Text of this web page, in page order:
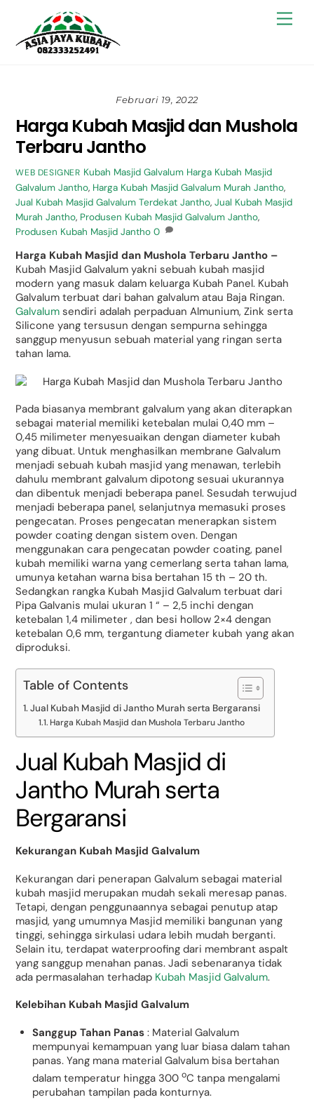
content
Februari 19, 2022
Harga Kubah Masjid dan Mushola
Terbaru Jantho
WEB DESIGNER Kubah Masjid Galvalum Harga Kubah Masjid
Galvalum Jantho, Harga Kubah Masjid Galvalum Murah Jantho,
Jual Kubah Masjid Galvalum Terdekat Jantho,Jual Kubah Masjid
Murah Jantho, Produsen Kubah Masjid Galvalum Jantho,
Produsen Kubah Masjid Jantho 0
Harga Kubah Masjid dan Mushola Terbaru Jantho –
Kubah Masjid Galvalum yakni sebuah kubah masjid
modern yang masuk dalam keluarga Kubah Panel. Kubah
Galvalum terbuat dari bahan galvalum atau Baja Ringan.
Galvalum sendiri adalah perpaduan Almunium, Zink serta
Silicone yang tersusun dengan sempurna sehingga
sanggup menyusun sebuah material yang ringan serta
tahan lama.
Pada biasanya membrant galvalum yang akan diterapkan
sebagai material memiliki ketebalan mulai 0,40 mm –
0,45 milimeter menyesuaikan dengan diameter kubah
yang dibuat. Untuk menghasilkan membrane Galvalum
menjadi sebuah kubah masjid yang menawan, terlebih
dahulu membrant galvalum dipotong sesuai ukurannya
dan dibentuk menjadi beberapa panel. Sesudah terwujud
menjadi beberapa panel, selanjutnya memasuki proses
pengecatan. Proses pengecatan menerapkan sistem
powder coating dengan sistem oven. Dengan
menggunakan cara pengecatan powder coating, panel
kubah memiliki warna yang cemerlang serta tahan lama,
umunya ketahan warna bisa bertahan 15 th – 20 th.
Sedangkan rangka Kubah Masjid Galvalum terbuat dari
Pipa Galvanis mulai ukuran 1 “ – 2,5 inchi dengan
ketebalan 1,4 milimeter , dan besi hollow 2×4 dengan
ketebalan 0,6 mm, tergantung diameter kubah yang akan
diproduksi.
Table of Contents
Jual Kubah Masjid di Jantho Murah serta Bergaransi
Harga Kubah Masjid dan Mushola Terbaru Jantho
Jual Kubah Masjid di
Jantho Murah serta
Bergaransi
Kekurangan Kubah Masjid Galvalum
Kekurangan dari penerapan Galvalum sebagai material
kubah masjid merupakan mudah sekali meresap panas.
Tetapi, dengan penggunaannya sebagai penutup atap
masjid, yang umumnya Masjid memiliki bangunan yang
tinggi, sehingga sirkulasi udara lebih mudah berganti.
Selain itu, terdapat waterproofing dari membrant aspalt
yang sanggup menahan panas. Jadi sebenaranya tidak
ada permasalahan terhadap Kubah Masjid Galvalum.
Kelebihan Kubah Masjid Galvalum
Sanggup Tahan Panas : Material Galvalum
mempunyai kemampuan yang luar biasa dalam tahan
panas. Yang mana material Galvalum bisa bertahan
dalam temperatur hingga 300oC tanpa mengalami
perubahan tampilan pada konturnya.